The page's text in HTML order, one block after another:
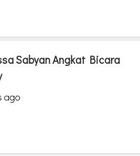
Sabyan Angkat Bicara
ago